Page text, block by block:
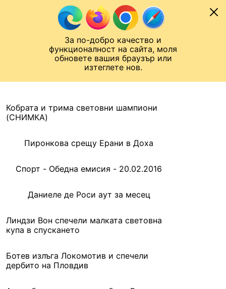
За по-добро качество и
функционалност на сайта, моля
обновете вашия браузър или
изтеглете нов.
Към съдържанието
Лига на Конференциите
Кобрата и трима световни шампиони
(СНИМКА)
Пиронкова срещу Ерани в Доха
Спорт - Обедна емисия - 20.02.2016
Даниеле де Роси аут за месец
Линдзи Вон спечели малката световна
купа в спускането
Ботев излъга Локомотив и спечели
дербито на Пловдив